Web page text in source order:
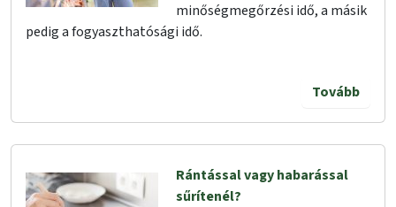
minőségmegőrzési idő, a másik
pedig a fogyaszthatósági idő.
Tovább
Rántással vagy habarással
sűrítenél?